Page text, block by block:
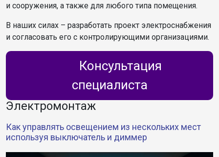
и сооружения, а также для любого типа помещения.
В наших силах – разработать проект электроснабжения
и согласовать его с контролирующими организациями.
Консультация
специалиста
Электромонтаж
Как управлять освещением из нескольких мест
используя выключатель и диммер